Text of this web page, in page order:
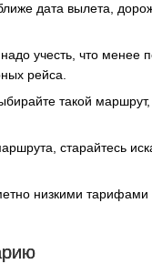
дата вылета,
учесть, что
рейса.
такой
старайтесь
низкими тарифами